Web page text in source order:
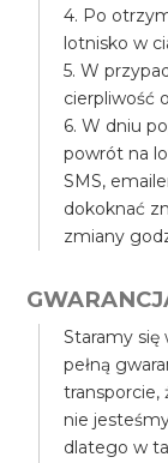
4. Po
lotnisko w
5. W
cierpliwość
6. W dniu
powrót na
SMS,
dokoknać
zmiany
Staramy się
pełną
transporcie,
nie
dlatego w